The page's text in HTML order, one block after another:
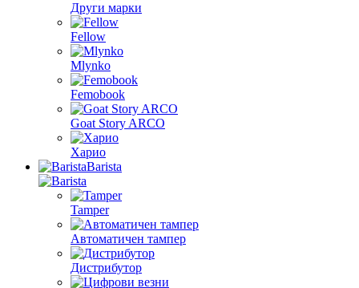
Други марки
Fellow
Mlynko
Femobook
Goat Story ARCO
Харио
Barista
Tamper
Автоматичен тампер
Дистрибутор